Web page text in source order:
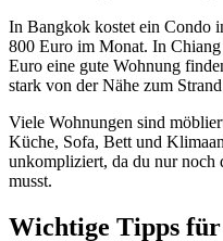
In Bangkok kostet ein Condo
800 Euro im Monat. In
Euro eine gute Wohnung
stark von der Nähe zum
Viele Wohnungen sind
Küche, Sofa, Bett und
unkompliziert, da du nur noch
musst.
Wichtige Tipps für